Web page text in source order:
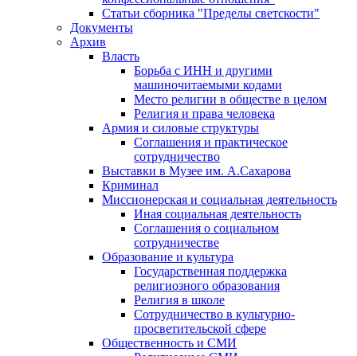
Статьи сборника "Пределы светскости"
Документы
Архив
Власть
Борьба с ИНН и другими
машиночитаемыми кодами
Место религии в обществе в целом
Религия и права человека
Армия и силовые структуры
Соглашения и практическое
сотрудничество
Выставки в Музее им. А.Сахарова
Криминал
Миссионерская и социальная деятельность
Иная социальная деятельность
Соглашения о социальном
сотрудничестве
Образование и культура
Государственная поддержка
религиозного образования
Религия в школе
Сотрудничество в культурно-
просветительской сфере
Общественность и СМИ